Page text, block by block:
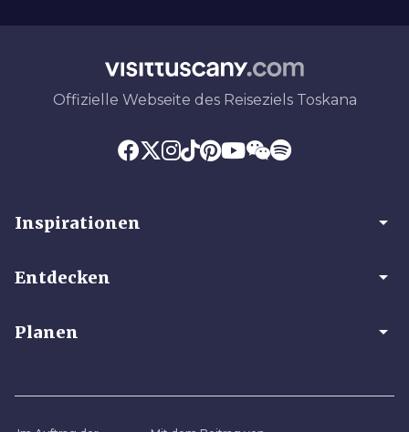
Offizielle Webseite des Reiseziels Toskana
Inspirationen arrow_drop_down
Entdecken arrow_drop_down
Planen arrow_drop_down